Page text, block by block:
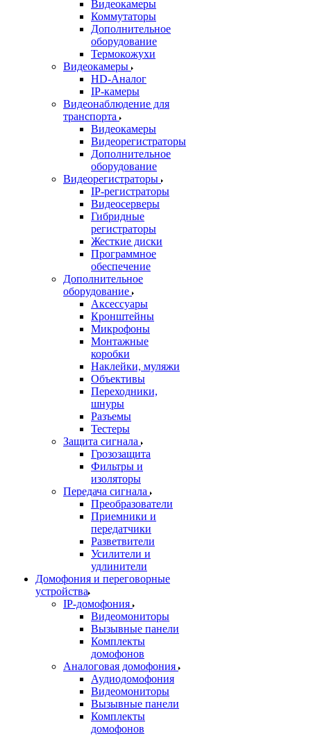
Видеокамеры
Коммутаторы
Дополнительное
оборудование
Термокожухи
Видеокамеры
HD-Аналог
IP-камеры
Видеонаблюдение для
транспорта
Видеокамеры
Видеорегистраторы
Дополнительное
оборудование
Видеорегистраторы
IP-регистраторы
Видеосерверы
Гибридные
регистраторы
Жесткие диски
Программное
обеспечение
Дополнительное
оборудование
Аксессуары
Кронштейны
Микрофоны
Монтажные
коробки
Наклейки, муляжи
Объективы
Переходники,
шнуры
Разъемы
Тестеры
Защита сигнала
Грозозащита
Фильтры и
изоляторы
Передача сигнала
Преобразователи
Приемники и
передатчики
Разветвители
Усилители и
удлинители
Домофония и переговорные
устройства
IP-домофония
Видеомониторы
Вызывные панели
Комплекты
домофонов
Аналоговая домофония
Аудиодомофония
Видеомониторы
Вызывные панели
Комплекты
домофонов